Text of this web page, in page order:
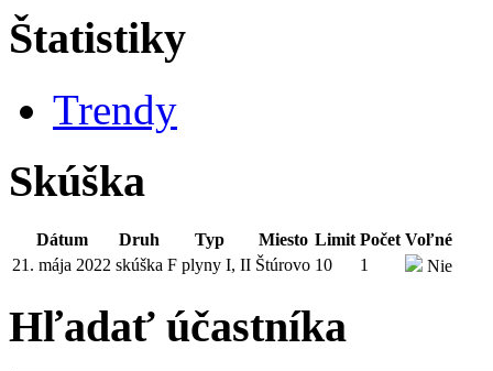
Štatistiky
Trendy
Skúška
Dátum Druh Typ Miesto Limit Počet Voľné
21. mája 2022 skúška F plyny I, II Štúrovo 10 1 Nie
Hľadať účastníka